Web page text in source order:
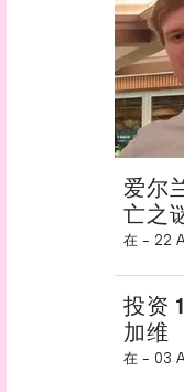
爱尔
亡之
在 - 22
投资
加维
在 - 03